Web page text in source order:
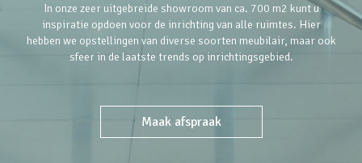
In onze zeer uitgebreide showroom van ca. 700 m2 kunt u
inspiratie opdoen voor de inrichting van alle ruimtes. Hier
hebben we opstellingen van diverse soorten meubilair, maar ook
sfeer in de laatste trends op inrichtingsgebied.
Maak afspraak